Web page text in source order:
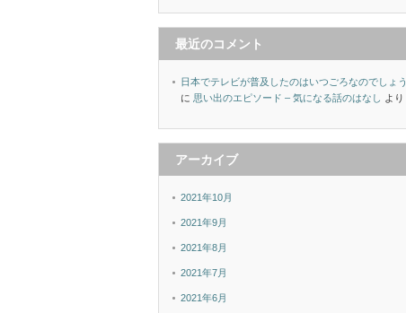
最近のコメント
日本でテレビが普及したのはいつごろなのでしょう
に 思い出のエピソード – 気になる話のはなし より
アーカイブ
2021年10月
2021年9月
2021年8月
2021年7月
2021年6月